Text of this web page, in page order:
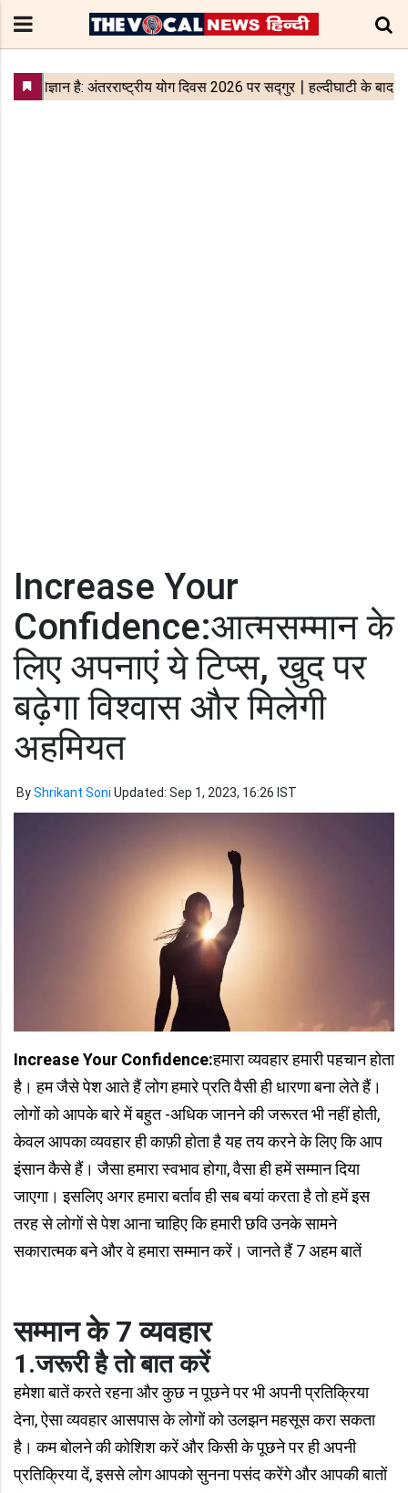
Increase Your
Confidence:आत्मसम्मान के
लिए अपनाएं ये टिप्स, खुद पर
बढ़ेगा विश्वास और मिलेगी
अहमियत
ByShrikant Soni Updated: Sep 1, 2023, 16:26 IST
Increase Your Confidence:हमारा व्यवहार हमारी पहचान होता
है। हम जैसे पेश आते हैं लोग हमारे प्रति वैसी ही धारणा बना लेते हैं।
लोगों को आपके बारे में बहुत -अधिक जानने की जरूरत भी नहीं होती,
केवल आपका व्यवहार ही काफ़ी होता है यह तय करने के लिए कि आप
इंसान कैसे हैं। जैसा हमारा स्वभाव होगा, वैसा ही हमें सम्मान दिया
जाएगा। इसलिए अगर हमारा बर्ताव ही सब बयां करता है तो हमें इस
तरह से लोगों से पेश आना चाहिए कि हमारी छवि उनके सामने
सकारात्मक बने और वे हमारा सम्मान करें। जानते हैं 7 अहम बातें
सम्मान के 7 व्यवहार
1.जरूरी है तो बात करें
हमेशा बातें करते रहना और कुछ न पूछने पर भी अपनी प्रतिक्रिया
देना, ऐसा व्यवहार आसपास के लोगों को उलझन महसूस करा सकता
है। कम बोलने की कोशिश करें और किसी के पूछने पर ही अपनी
प्रतिक्रिया दें, इससे लोग आपको सुनना पसंद करेंगे और आपकी बातों